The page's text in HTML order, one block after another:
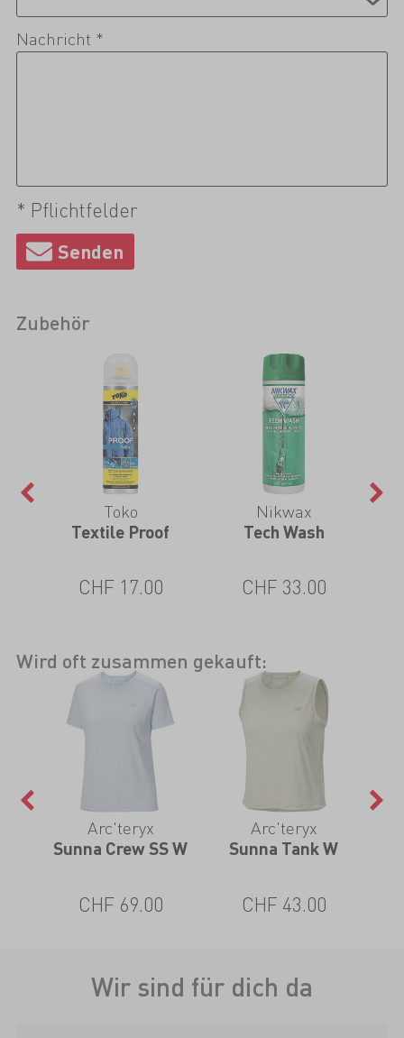
Nachricht *
* Pflichtfelder
Zubehör
Toko
Textile Proof
CHF 17.00
Nikwax
Tech Wash
CHF 33.00
Wird oft zusammen gekauft:
Arc'teryx
Sunna Crew SS W
CHF 69.00
Arc'teryx
Sunna Tank W
CHF 43.00
Wir sind für dich da